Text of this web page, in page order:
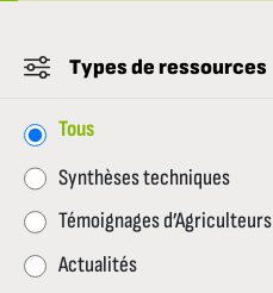
Types de ressources
Tous
Synthèses techniques
Témoignages d’Agriculteurs
Actualités